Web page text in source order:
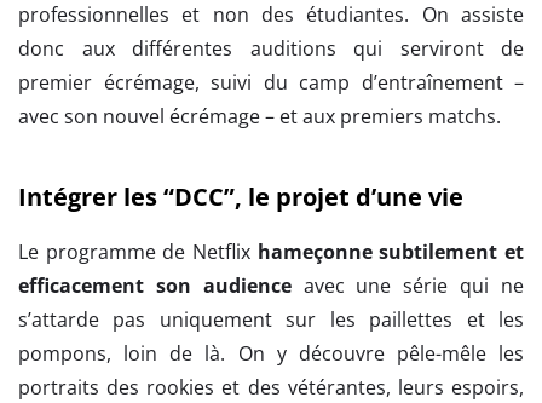
professionnelles et non des étudiantes. On assiste
donc aux différentes auditions qui serviront de
premier écrémage, suivi du camp d’entraînement –
avec son nouvel écrémage – et aux premiers matchs.
Intégrer les “DCC”, le projet d’une vie
Le programme de Netflix hameçonne subtilement et
efficacement son audienceavec une série qui ne
s’attarde pas uniquement sur les paillettes et les
pompons, loin de là. On y découvre pêle-mêle les
portraits des rookies et des vétérantes, leurs espoirs,